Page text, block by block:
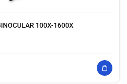
100X-1600X